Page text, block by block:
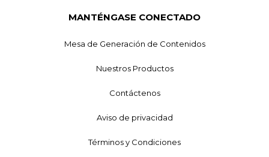
MANTÉNGASE CONECTADO
Mesa de Generación de Contenidos
Nuestros Productos
Contáctenos
Aviso de privacidad
Términos y Condiciones